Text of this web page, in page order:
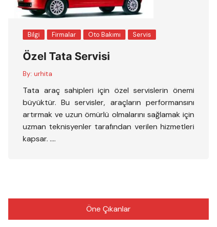
Bilgi Firmalar Oto Bakımı Servis
Özel Tata Servisi
By: urhita
Tata araç sahipleri için özel servislerin önemi
büyüktür. Bu servisler, araçların performansını
artırmak ve uzun ömürlü olmalarını sağlamak için
uzman teknisyenler tarafından verilen hizmetleri
kapsar. ….
Öne Çıkanlar